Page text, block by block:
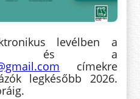
levélben a
a
címekre
legkésőbb 2026.